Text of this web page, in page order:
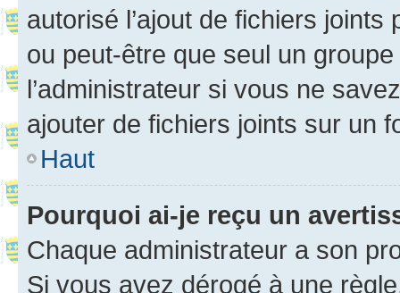
autorisé l’ajout de fichiers
ou peut-être que seul un
l’administrateur si vous ne
ajouter de fichiers joints sur un
Haut
Pourquoi ai-je reçu un
Chaque administrateur a son
Si vous avez dérogé à une